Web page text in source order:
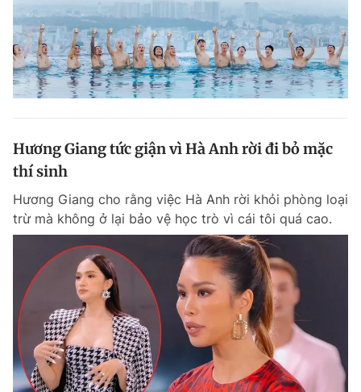
Hương Giang tức giận vì Hà Anh rời đi bỏ mặc
thí sinh
Hương Giang cho rằng việc Hà Anh rời khỏi phòng loại
trừ mà không ở lại bảo vệ học trò vì cái tôi quá cao.